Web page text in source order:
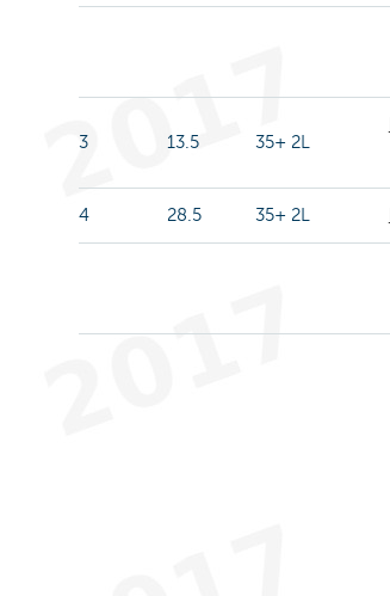
3 13.5 35+ 2L
4 28.5 35+ 2L